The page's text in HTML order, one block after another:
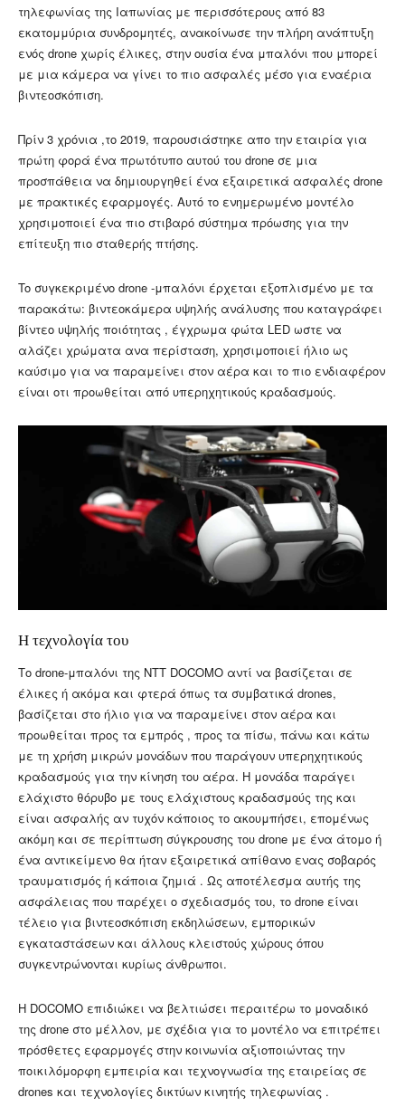
τηλεφωνίας της Ιαπωνίας με περισσότερους από 83
εκατομμύρια συνδρομητές, ανακοίνωσε την πλήρη ανάπτυξη
ενός drone χωρίς έλικες, στην ουσία ένα μπαλόνι που μπορεί
με μια κάμερα να γίνει το πιο ασφαλές μέσο για εναέρια
βιντεοσκόπιση.
Πρίν 3 χρόνια ,το 2019, παρουσιάστηκε απο την εταιρία για
πρώτη φορά ένα πρωτότυπο αυτού του drone σε μια
προσπάθεια να δημιουργηθεί ένα εξαιρετικά ασφαλές drone
με πρακτικές εφαρμογές. Αυτό το ενημερωμένο μοντέλο
χρησιμοποιεί ένα πιο στιβαρό σύστημα πρόωσης για την
επίτευξη πιο σταθερής πτήσης.
To συγκεκριμένο drone -μπαλόνι έρχεται εξοπλισμένο με τα
παρακάτω: βιντεοκάμερα υψηλής ανάλυσης που καταγράφει
βίντεο υψηλής ποιότητας , έγχρωμα φώτα LED ωστε να
αλάζει χρώματα ανα περίσταση, χρησιμοποιεί ήλιο ως
καύσιμο για να παραμείνει στον αέρα και το πιο ενδιαφέρον
είναι οτι προωθείται από υπερηχητικούς κραδασμούς.
Η τεχνολογία του
Το drone-μπαλόνι της NTT DOCOMO αντί να βασίζεται σε
έλικες ή ακόμα και φτερά όπως τα συμβατικά drones,
βασίζεται στο ήλιο για να παραμείνει στον αέρα και
προωθείται προς τα εμπρός , προς τα πίσω, πάνω και κάτω
με τη χρήση μικρών μονάδων που παράγουν υπερηχητικούς
κραδασμούς για την κίνηση του αέρα. Η μονάδα παράγει
ελάχιστο θόρυβο με τους ελάχιστους κραδασμούς της και
είναι ασφαλής αν τυχόν κάποιος το ακουμπήσει, επομένως
ακόμη και σε περίπτωση σύγκρουσης του drone με ένα άτομο ή
ένα αντικείμενο θα ήταν εξαιρετικά απίθανο ενας σοβαρός
τραυματισμός ή κάποια ζημιά . Ως αποτέλεσμα αυτής της
ασφάλειας που παρέχει ο σχεδιασμός του, το drone είναι
τέλειο για βιντεοσκόπιση εκδηλώσεων, εμπορικών
εγκαταστάσεων και άλλους κλειστούς χώρους όπου
συγκεντρώνονται κυρίως άνθρωποι.
Η DOCOMO επιδιώκει να βελτιώσει περαιτέρω το μοναδικό
της drone στο μέλλον, με σχέδια για το μοντέλο να επιτρέπει
πρόσθετες εφαρμογές στην κοινωνία αξιοποιώντας την
ποικιλόμορφη εμπειρία και τεχνογνωσία της εταιρείας σε
drones και τεχνολογίες δικτύων κινητής τηλεφωνίας .